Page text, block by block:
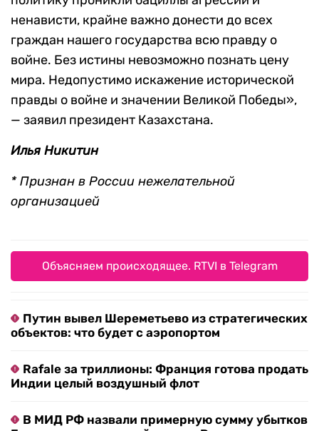
ненависти, крайне важно донести до всех
граждан нашего государства всю правду о
войне. Без истины невозможно познать цену
мира. Недопустимо искажение исторической
правды о войне и значении Великой Победы»,
— заявил президент Казахстана.
Илья Никитин
* Признан в России нежелательной
организацией
Объясняем происходящее. RTVI в Telegram
Путин вывел Шереметьево из стратегических
объектов: что будет с аэропортом
Rafale за триллионы: Франция готова продать
Индии целый воздушный флот
В МИД РФ назвали примерную сумму убытков